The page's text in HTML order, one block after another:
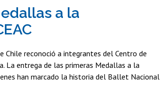
a la
Chile reconoció a integrantes del Centro de
La entrega de las primeras Medallas a la
han marcado la historia del Ballet Nacional